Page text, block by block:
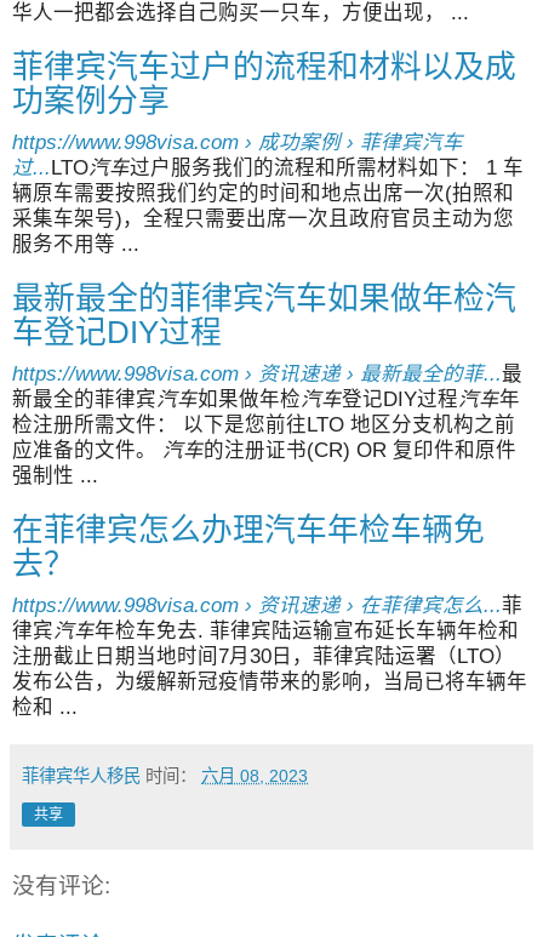
华人一把都会选择自己购买一只车，方便出现， ...
菲律宾汽车过户的流程和材料以及成
功案例分享
https://www.998visa.com › 成功案例 › 菲律宾汽车
过...LTO汽车过户服务我们的流程和所需材料如下： 1 车
辆原车需要按照我们约定的时间和地点出席一次(拍照和
采集车架号)，全程只需要出席一次且政府官员主动为您
服务不用等 ...
最新最全的菲律宾汽车如果做年检汽
车登记DIY过程
https://www.998visa.com › 资讯速递 › 最新最全的菲...最
新最全的菲律宾汽车如果做年检汽车登记DIY过程汽车年
检注册所需文件： 以下是您前往LTO 地区分支机构之前
应准备的文件。
汽车的注册证书(CR) OR 复印件和原件
强制性 ...
在菲律宾怎么办理汽车年检车辆免
去？
https://www.998visa.com › 资讯速递 › 在菲律宾怎么...菲
律宾汽车年检车免去. 菲律宾陆运输宣布延长车辆年检和
注册截止日期当地时间7月30日，菲律宾陆运署（LTO）
发布公告，为缓解新冠疫情带来的影响，当局已将车辆年
检和 ...
菲律宾华人移民 时间： 六月 08, 2023
共享
没有评论: